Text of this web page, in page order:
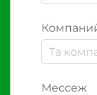
Мессеж